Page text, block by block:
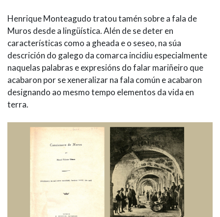
Henrique Monteagudo tratou tamén sobre a fala de
Muros desde a lingüística. Alén de se deter en
características como a gheada e o seseo, na súa
descrición do galego da comarca incidiu especialmente
naquelas palabras e expresións do falar mariñeiro que
acabaron por se xeneralizar na fala común e acabaron
designando ao mesmo tempo elementos da vida en
terra.